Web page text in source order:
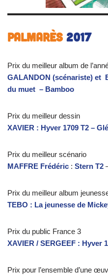
Palmarès 2017
Prix du meilleur album de
GALANDON (scénariste) et
du muet – Bamboo
Prix du meilleur dessin
XAVIER : Hyver 1709 T2 –
Prix du meilleur scénario
MAFFRE Frédéric : Stern T2
Prix du meilleur album
TEBO : La jeunesse de
Prix du public France 3
XAVIER / SERGEEF : Hyver
Prix pour l’ensemble d’une